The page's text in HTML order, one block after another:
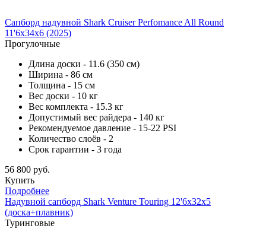
Сапборд надувной Shark Cruiser Perfomance All Round
11'6x34x6 (2025)
Прогулочные
Длина доски - 11.6 (350 см)
Ширина - 86 см
Толщина - 15 см
Вес доски - 10 кг
Вес комплекта - 15.3 кг
Допустимый вес райдера - 140 кг
Рекомендуемое давление - 15-22 PSI
Количество слоёв - 2
Срок гарантии - 3 года
56 800 руб.
Купить
Подробнее
Надувной сапборд Shark Venture Touring 12'6x32x5
(доска+плавник)
Туринговые